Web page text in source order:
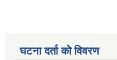
घटना दर्ता को विवरण